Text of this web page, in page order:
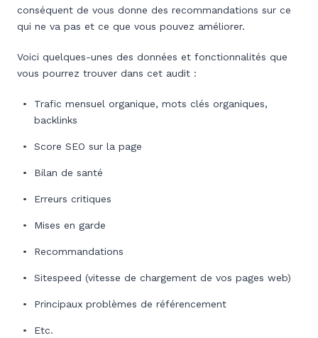
conséquent de vous donne des recommandations sur ce
qui ne va pas et ce que vous pouvez améliorer.
Voici quelques-unes des données et fonctionnalités que
vous pourrez trouver dans cet audit :
Trafic mensuel organique, mots clés organiques,
backlinks
Score SEO sur la page
Bilan de santé
Erreurs critiques
Mises en garde
Recommandations
Sitespeed (vitesse de chargement de vos pages web)
Principaux problèmes de référencement
Etc.